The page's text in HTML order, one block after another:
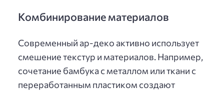
Комбинирование материалов
Современный ар-деко активно использует
смешение текстур и материалов. Например,
сочетание бамбука с металлом или ткани с
переработанным пластиком создают